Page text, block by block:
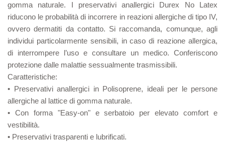
gomma naturale. I preservativi anallergici Durex No Latex
riducono le probabilità di incorrere in reazioni allergiche di tipo IV,
ovvero dermatiti da contatto. Si raccomanda, comunque, agli
individui particolarmente sensibili, in caso di reazione allergica,
di interrompere l’uso e consultare un medico. Conferiscono
protezione dalle malattie sessualmente trasmissibili.
Caratteristiche:
• Preservativi anallergici in Polisoprene, ideali per le persone
allergiche al lattice di gomma naturale.
• Con forma "Easy-on" e serbatoio per elevato comfort e
vestibilità.
• Preservativi trasparenti e lubrificati.